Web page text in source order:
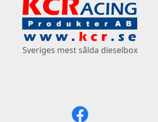
Sveriges mest sålda dieselbox